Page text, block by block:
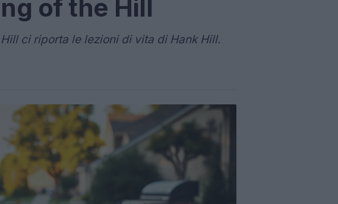
of the Hill
ci riporta le lezioni di vita di Hank Hill.